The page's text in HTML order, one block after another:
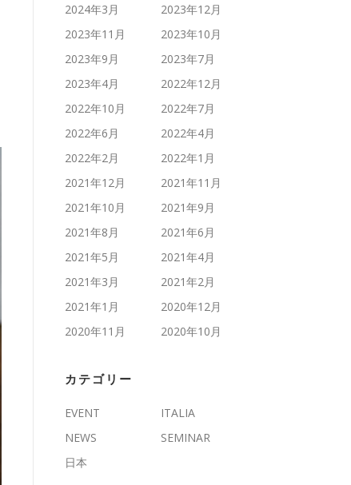
2024年3月
2023年12月
2023年11月
2023年10月
2023年9月
2023年7月
2023年4月
2022年12月
2022年10月
2022年7月
2022年6月
2022年4月
2022年2月
2022年1月
2021年12月
2021年11月
2021年10月
2021年9月
2021年8月
2021年6月
2021年5月
2021年4月
2021年3月
2021年2月
2021年1月
2020年12月
2020年11月
2020年10月
カテゴリー
EVENT
ITALIA
NEWS
SEMINAR
日本